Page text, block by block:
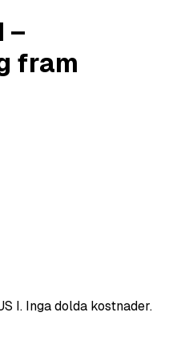
–
fram
I. Inga dolda kostnader.